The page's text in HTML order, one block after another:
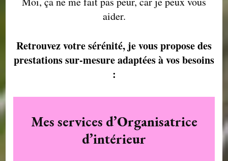
aider.
Retrouvez votre sérénité, je vous propose des
prestations sur-mesure adaptées à vos besoins
:
Mes services d’Organisatrice
d’intérieur